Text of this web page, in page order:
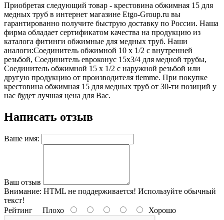
Приобретая следующий товар - крестовина обжимная 15 для
медных труб в интернет магазине Etgo-Group.ru вы
гарантированно получите быструю доставку по России. Наша
фирма обладает сертификатом качества на продукцию из
каталога фитинги обжимные для медных труб. Наши
аналоги:Соединитель обжимной 10 х 1/2 с внутренней
резьбой, Соединитель евроконус 15х3/4 для медной трубы,
Соединитель обжимной 15 х 1/2 с наружной резьбой или
другую продукцию от производителя tiemme. При покупке
крестовина обжимная 15 для медных труб от 30-ти позиций у
нас будет лучшая цена для Вас.
Написать отзыв
Ваше имя:
Ваш отзыв
Внимание: HTML не поддерживается! Используйте обычный
текст!
Рейтинг Плохо Хорошо